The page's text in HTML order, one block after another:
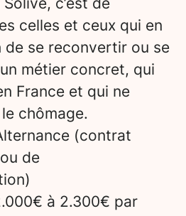
celles et ceux qui en
se reconvertir ou se
métier concret, qui
France et qui ne
chômage.
(contrat
de
à 2.300€ par